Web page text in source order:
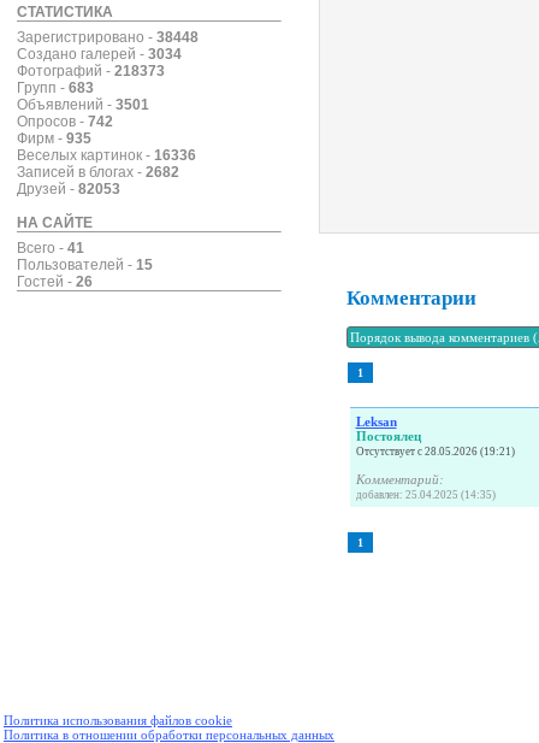
СТАТИСТИКА
Зарегистрировано - 38448
Создано галерей - 3034
Фотографий - 218373
Групп - 683
Объявлений - 3501
Опросов - 742
Фирм - 935
Веселых картинок - 16336
Записей в блогах - 2682
Друзей - 82053
НА САЙТЕ
Всего - 41
Пользователей - 15
Гостей - 26
Комментарии
1
Leksan
Постоялец
Отсутствует с 28.05.2026 (19:21)
Комментарий:
добавлен: 25.04.2025 (14:35)
1
Политика использования файлов cookie
Политика в отношении обработки персональных данных